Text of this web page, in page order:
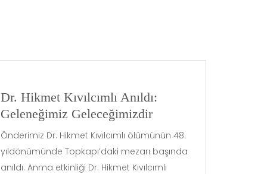
Dr. Hikmet Kıvılcımlı Anıldı:
Geleneğimiz Geleceğimizdir
Önderimiz Dr. Hikmet Kıvılcımlı ölümünün 48.
yıldönümünde Topkapı’daki mezarı başında
anıldı. Anma etkinliği Dr. Hikmet Kıvılcımlı